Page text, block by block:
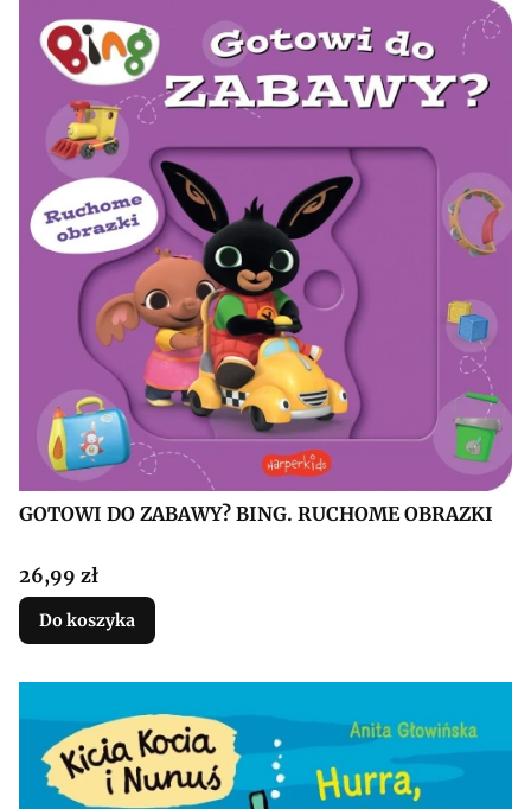
GOTOWI DO ZABAWY? BING. RUCHOME OBRAZKI
Cena
26,99 zł
Do koszyka